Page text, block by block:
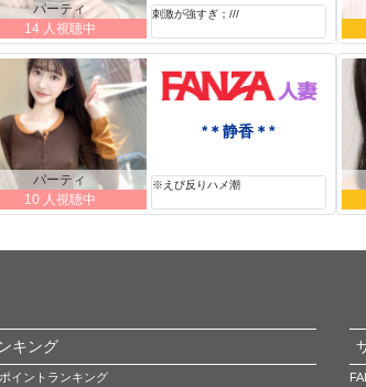
パーティ
14 人視聴中
刺激が強すぎ；///
パーティ
10 人視聴中
*＊静香＊*
※えび反りハメ潮
キング
イントランキング